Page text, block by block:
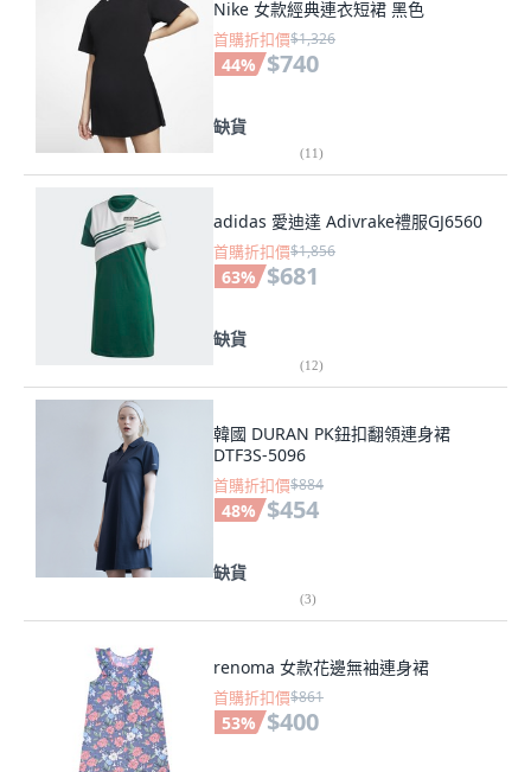
Nike 女款經典連衣短裙 黑色
首購折扣價$1,326
44% $740
缺貨
(11)
adidas 愛迪達 Adivrake禮服GJ6560
首購折扣價$1,856
63% $681
缺貨
(12)
韓國 DURAN PK鈕扣翻領連身裙
DTF3S-5096
首購折扣價$884
48% $454
缺貨
(3)
renoma 女款花邊無袖連身裙
首購折扣價$861
53% $400